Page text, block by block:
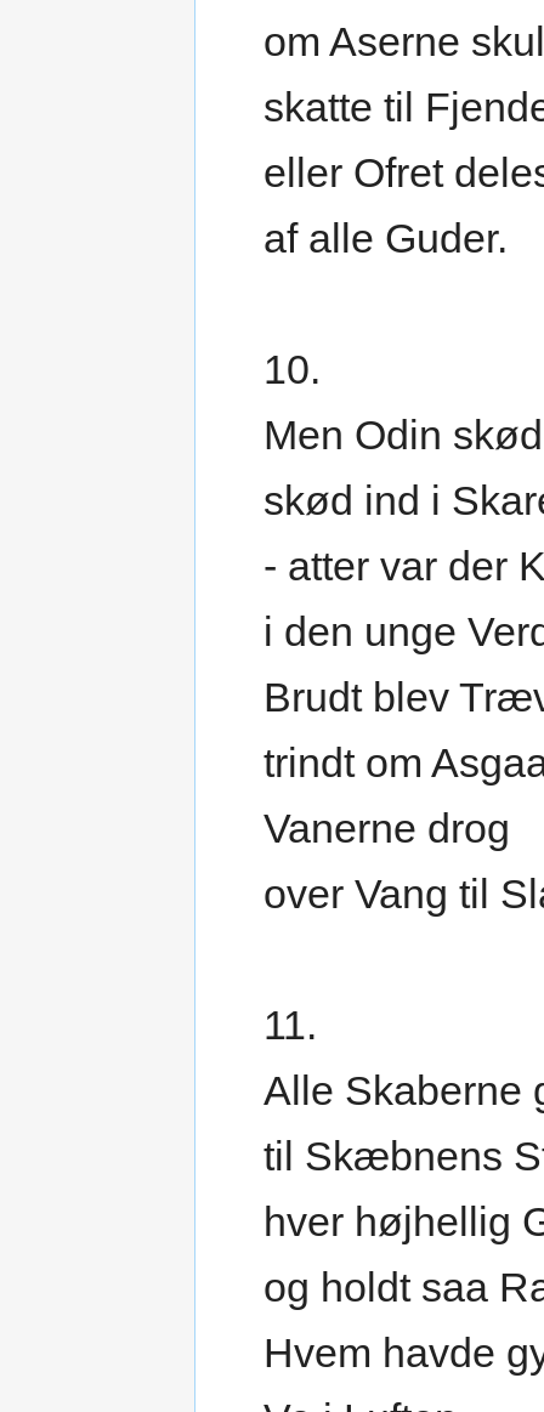
om Aserne
skatte til
eller Ofret
af alle Guder.
10.
Men Odin
skød ind i
- atter var der
i den unge
Brudt blev
trindt om
Vanerne drog
over Vang til
11.
Alle Skaberne
til Skæbnens
hver højhellig
og holdt saa
Hvem havde